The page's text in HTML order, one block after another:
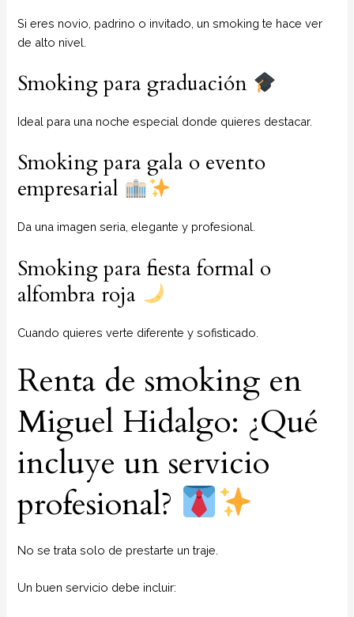
Si eres novio, padrino o invitado, un smoking te hace ver
de alto nivel.
Smoking para graduación
Ideal para una noche especial donde quieres destacar.
Smoking para gala o evento
empresarial
Da una imagen seria, elegante y profesional.
Smoking para fiesta formal o
alfombra roja
Cuando quieres verte diferente y sofisticado.
Renta de smoking en
Miguel Hidalgo: ¿Qué
incluye un servicio
profesional?
No se trata solo de prestarte un traje.
Un buen servicio debe incluir: